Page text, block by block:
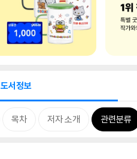
도서정보
목차 저자 소개 관련분류